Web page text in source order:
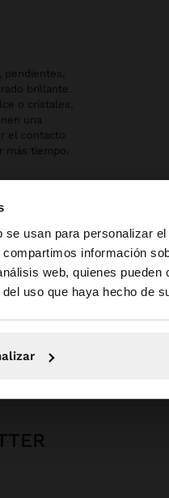
usan para personalizar
información
web, quienes
uso que haya hecho de
web de España.
No, continuar
pendientes,
brillante.
o cristales,
una
el contacto
más tiempo.